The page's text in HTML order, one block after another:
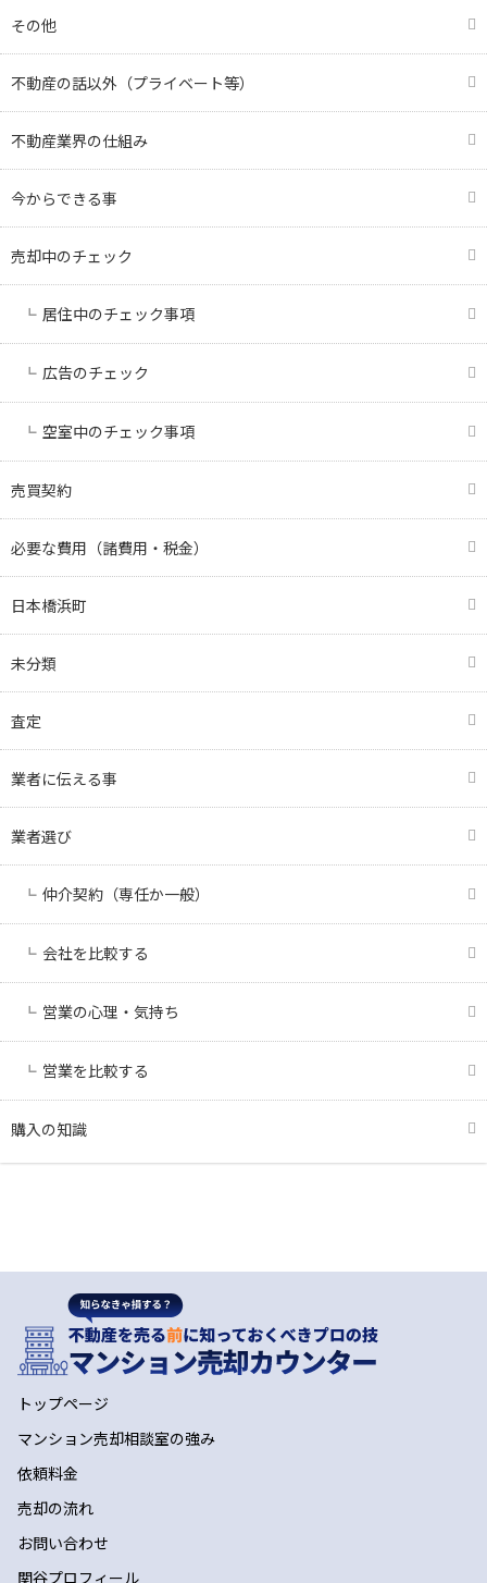
その他
不動産の話以外（プライベート等）
不動産業界の仕組み
今からできる事
売却中のチェック
居住中のチェック事項
広告のチェック
空室中のチェック事項
売買契約
必要な費用（諸費用・税金）
日本橋浜町
未分類
査定
業者に伝える事
業者選び
仲介契約（専任か一般）
会社を比較する
営業の心理・気持ち
営業を比較する
購入の知識
トップページ
マンション売却相談室の強み
依頼料金
売却の流れ
お問い合わせ
関谷プロフィール